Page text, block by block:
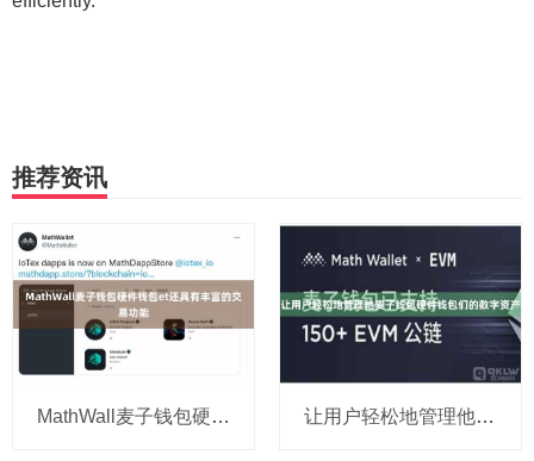
推荐资讯
MathWall麦子钱包硬件钱包et还具有丰富的交易功能 让用户轻松地管理他麦子钱包硬件钱包们的数字资产